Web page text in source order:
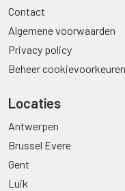
Contact
Algemene voorwaarden
Privacy policy
Beheer cookievoorkeuren
Locaties
Antwerpen
Brussel Evere
Gent
Luik